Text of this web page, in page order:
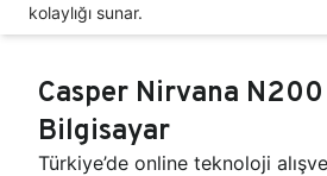
kolaylığı sunar.
Casper Nirvana
Bilgisayar
Türkiye’de online teknoloji